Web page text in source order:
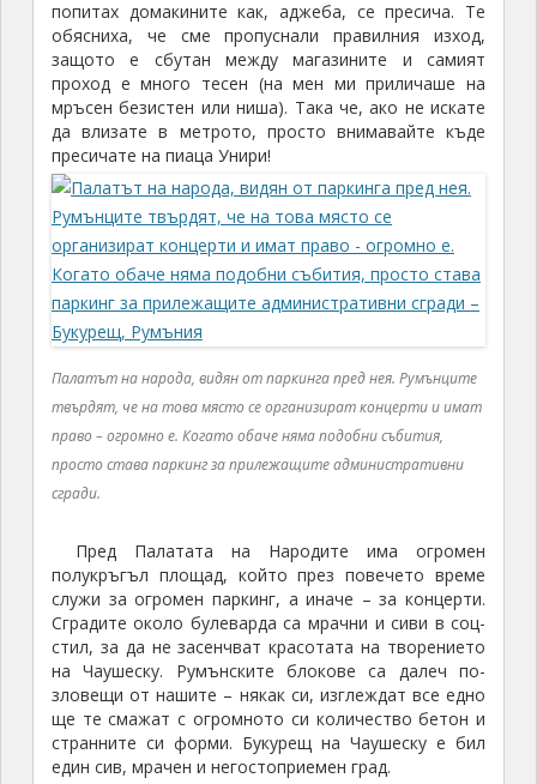
попитах домакините как, аджеба, се пресича. Те
обясниха, че сме пропуснали правилния изход,
защото е сбутан между магазините и самият
проход е много тесен (на мен ми приличаше на
мръсен безистен или ниша). Така че, ако не искате
да влизате в метрото, просто внимавайте къде
пресичате на пиаца Унири!
Палатът на народа, видян от паркинга пред нея. Румънците
твърдят, че на това място се организират концерти и имат
право – огромно е. Когато обаче няма подобни събития,
просто става паркинг за прилежащите административни
сгради.
Пред Палатата на Народите има огромен
полукръгъл площад, който през повечето време
служи за огромен паркинг, а иначе – за концерти.
Сградите около булеварда са мрачни и сиви в соц-
стил, за да не засенчват красотата на творението
на Чаушеску. Румънските блокове са далеч по-
зловещи от нашите – някак си, изглеждат все едно
ще те смажат с огромното си количество бетон и
странните си форми. Букурещ на Чаушеску е бил
един сив, мрачен и негостоприемен град.